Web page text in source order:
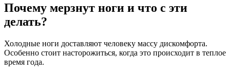
Почему мерзнут ноги и что с эти
делать?
Холодные ноги доставляют человеку массу дискомфорта.
Особенно стоит насторожиться, когда это происходит в теплое
время года.